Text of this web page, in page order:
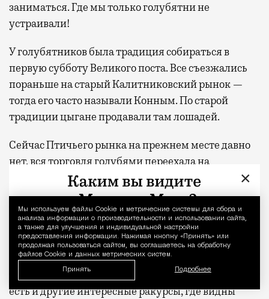
Уведомление
Мы используем файлы Сookie и метрические системы для сбора и
анализа информации о производительности и использовании сайта,
а также для улучшения и индивидуальной настройки
предоставления информации. Нажимая кнопку «Принять» или
продолжая пользоваться сайтом, вы соглашаетесь на обработку
файлов Cookie и данных метрических систем.
Принять Подробнее
заниматься. Где мы только голубятни не
устраивали!
У голубятников была традиция собираться в
первую субботу Великого поста. Все съезжались
пораньше на старый Калитниковский рынок —
тогда его часто называли Конным. По старой
традиции цыгане продавали там лошадей.
Сейчас Птичьего рынка на прежнем месте давно
нет, вся торговля голубями переехала на
Мой любимый вид с крыши
высотки на Марксистской…
Если говорить о красоте Москвы, то прекрасный
вид на площадь открывается в сторону центра. Но
есть и другие интересные ракурсы, где видны
×